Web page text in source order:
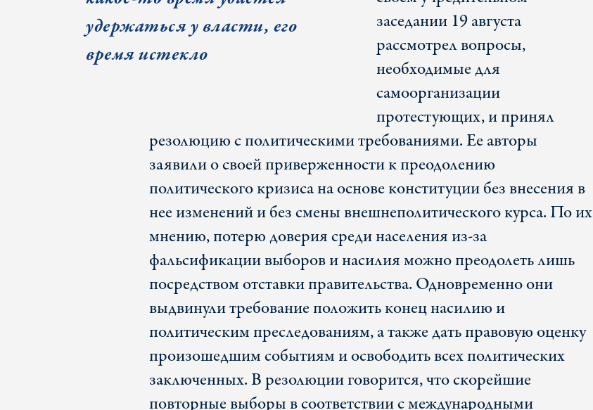
удержаться у власти, его
время истекло
заседании 19 августа
рассмотрел вопросы,
необходимые для
самоорганизации
протестующих, и принял
резолюцию с политическими требованиями. Ее авторы
заявили о своей приверженности к преодолению
политического кризиса на основе конституции без внесения в
нее изменений и без смены внешнеполитического курса. По их
мнению, потерю доверия среди населения из-за
фальсификации выборов и насилия можно преодолеть лишь
посредством отставки правительства. Одновременно они
выдвинули требование положить конец насилию и
политическим преследованиям, а также дать правовую оценку
произошедшим событиям и освободить всех политических
заключенных. В резолюции говорится, что скорейшие
повторные выборы в соответствии с международными